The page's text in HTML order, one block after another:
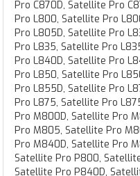
Pro C870D, Satellite Pro
Pro L800, Satellite Pro
Pro L805D, Satellite Pro
Pro L835, Satellite Pro
Pro L840D, Satellite Pro
Pro L850, Satellite Pro
Pro L855D, Satellite Pro
Pro L875, Satellite Pro
Pro M800D, Satellite Pro
Pro M805, Satellite Pro
Pro M840D, Satellite Pro
Satellite Pro P800,
Satellite Pro P840D,